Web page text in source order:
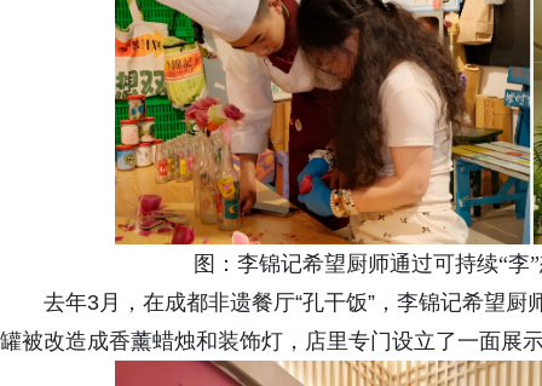
图：李锦记希望厨师通过可持续“
去年3月，在成都非遗餐厅“孔干饭”，李锦记希望
罐被改造成香薰蜡烛和装饰灯，店里专门设立了一面展